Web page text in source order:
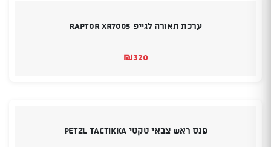
ערכת תאורה לגייפ RAPTOR XR7005
₪320
פנס ראש צבאי טקטי PETZL TACTIKKA